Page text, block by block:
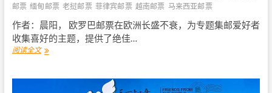
邮票 缅甸邮票 老挝邮票 菲律宾邮票 越南邮票 马来西亚邮票
作者：晨阳， 欧罗巴邮票在欧洲长盛不衰，为专题集邮爱好者
收集喜好的主题，提供了绝佳…
阅读全文东